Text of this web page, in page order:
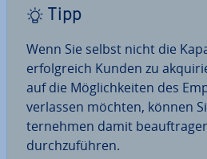
Tipp
Wenn Sie selbst nicht die
er­folg­reich Kunden zu
auf die Mög­lich­kei­ten des
verlassen möchten, können
ter­neh­men damit
durch­zu­füh­ren.